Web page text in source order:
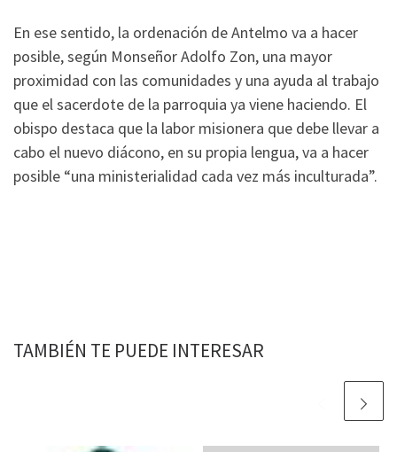
En ese sentido, la ordenación de Antelmo va a hacer
posible, según Monseñor Adolfo Zon, una mayor
proximidad con las comunidades y una ayuda al trabajo
que el sacerdote de la parroquia ya viene haciendo. El
obispo destaca que la labor misionera que debe llevar a
cabo el nuevo diácono, en su propia lengua, va a hacer
posible “una ministerialidad cada vez más inculturada”.
TAMBIÉN TE PUEDE INTERESAR